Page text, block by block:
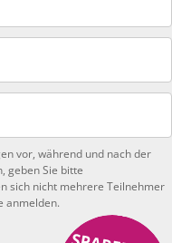
vor, während und nach der
geben Sie bitte
sich nicht mehrere Teilnehmer
anmelden.